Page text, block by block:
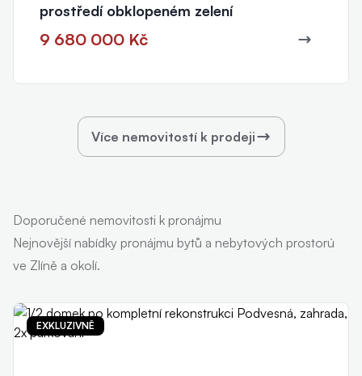
prostředí obklopeném zelení
9 680 000 Kč
Více nemovitostí k prodeji
Doporučené nemovitosti k pronájmu
Nejnovější nabídky pronájmu bytů a nebytových prostorú
ve Zlíně a okolí.
EXKLUZIVNĚ